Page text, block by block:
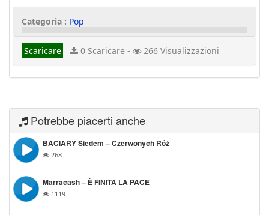
Categoria : Pop
Scaricare 0 Scaricare - 266 Visualizzazioni
Potrebbe piacerti anche
BACIARY Siedem – Czerwonych Róż
268
Marracash – È FINITA LA PACE
1119